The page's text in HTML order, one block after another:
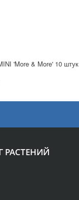
'More & More' 10 штук
РАСТЕНИЙ